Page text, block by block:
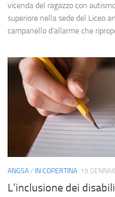
vicenda del ragazzo con
superiore nella sede del Liceo
campanello d’allarme che
ANGSA/ IN COPERTINA 19
L’inclusione dei